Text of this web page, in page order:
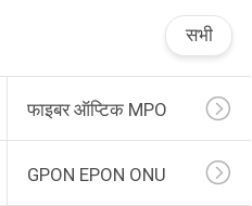
सभी
फाइबर ऑप्टिक MPO
GPON EPON ONU